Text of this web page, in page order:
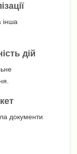
інша
дій
документи